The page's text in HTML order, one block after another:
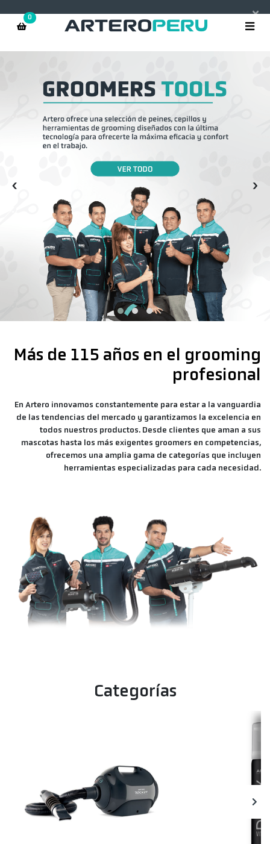
×
0
‹ ›
Más de 115 años en el grooming
profesional
En Artero innovamos constantemente para estar a la vanguardia
de las tendencias del mercado y garantizamos la excelencia en
todos nuestros productos. Desde clientes que aman a sus
mascotas hasta los más exigentes groomers en competencias,
ofrecemos una amplia gama de categorías que incluyen
herramientas especializadas para cada necesidad.
Categorías